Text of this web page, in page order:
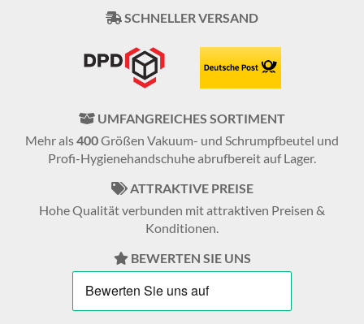
SCHNELLER VERSAND
UMFANGREICHES SORTIMENT
Mehr als400Größen Vakuum- und Schrumpfbeutel und
Profi-Hygienehandschuhe abrufbereit auf Lager.
ATTRAKTIVE PREISE
Hohe Qualität verbunden mit attraktiven Preisen &
Konditionen.
BEWERTEN SIE UNS